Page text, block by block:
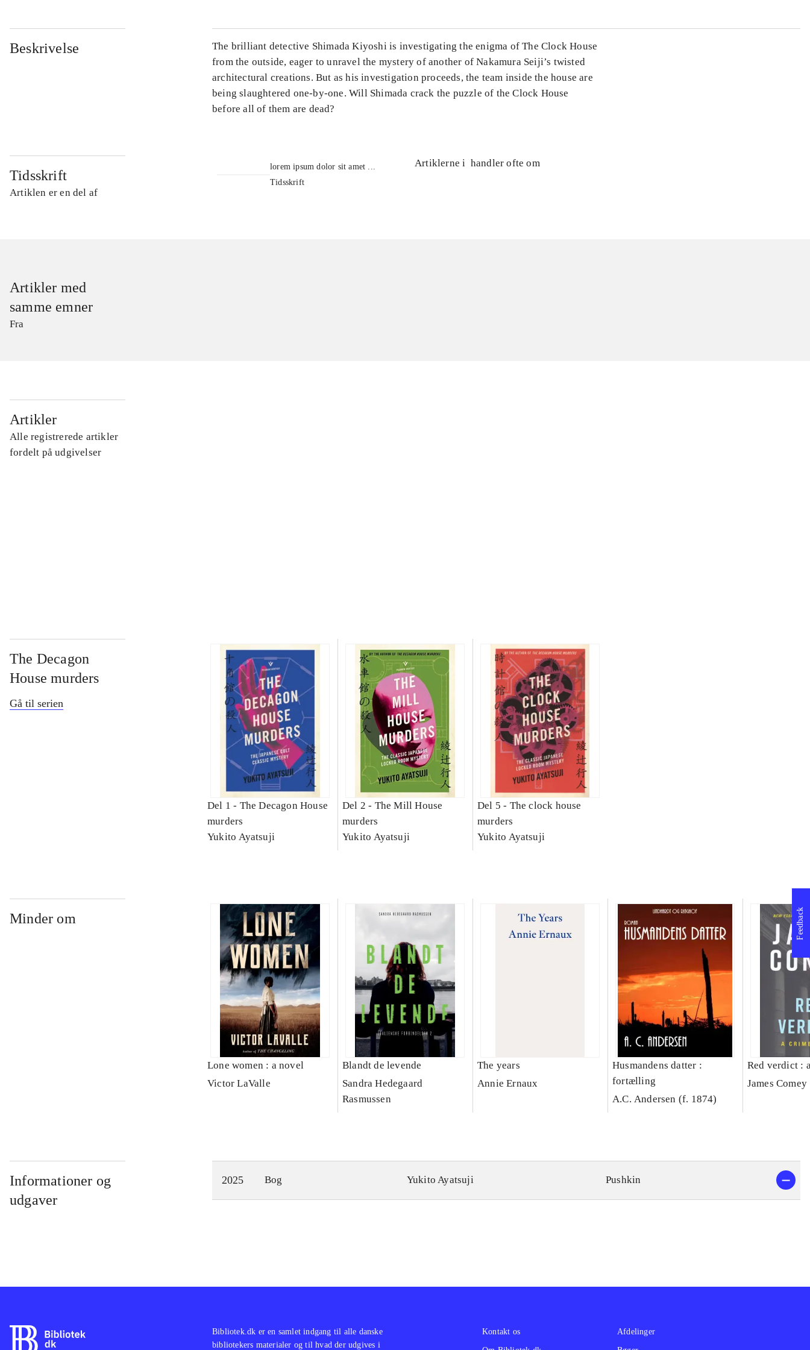
Beskrivelse
The brilliant detective Shimada Kiyoshi is investigating the enigma of The Clock House
from the outside, eager to unravel the mystery of another of Nakamura Seiji’s twisted
architectural creations. But as his investigation proceeds, the team inside the house are
being slaughtered one-by-one. Will Shimada crack the puzzle of the Clock House
before all of them are dead?
Tidsskrift
Artiklen er en del af
lorem ipsum dolor sit amet ...
Tidsskrift
Artiklerne i handler ofte om
Artikler med
samme emner
Fra
Artikler
Alle registrerede artikler
fordelt på udgivelser
The Decagon
House murders
Gå til serien
Del 1 - The Decagon House
murders
Yukito Ayatsuji
Del 2 - The Mill House
murders
Yukito Ayatsuji
Del 5 - The clock house
murders
Yukito Ayatsuji
Minder om
Lone women : a novel
Victor LaValle
Blandt de levende
Sandra Hedegaard
Rasmussen
The years
Annie Ernaux
Husmandens datter :
fortælling
A.C. Andersen (f. 1874)
Red verdict :
James Comey
Informationer og
udgaver
2025 Bog Yukito Ayatsuji Pushkin
Feedback
Bibliotek.dk er en samlet indgang til alle danske
bibliotekers materialer og til hvad der udgives i
Kontakt os Afdelinger